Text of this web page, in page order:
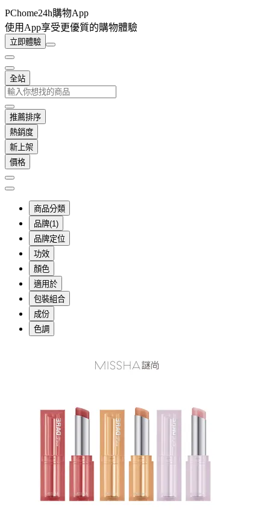
PChome24h購物App
使用App享受更優質的購物體驗
立即體驗
全站
推薦排序
熱銷度
新上架
價格
商品分類
品牌(1)
品牌定位
功效
顏色
適用於
包裝組合
成份
色調